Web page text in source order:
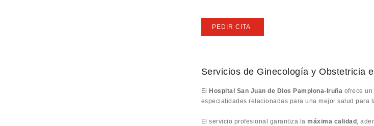
PEDIR CITA
Servicios de Ginecología y Obstetricia
El Hospital San Juan de Dios Pamplona-Iruña ofrece
especialidades relacionadas para una mejor salud para
El servicio profesional garantiza la máxima calidad ,